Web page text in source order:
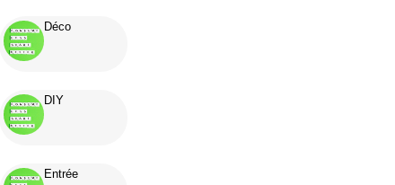
Déco
DIY
Entrée